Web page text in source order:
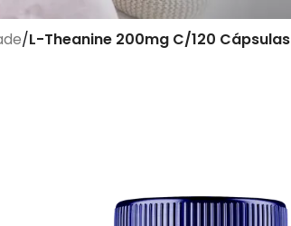
/L-Theanine 200mg C/120 Cápsulas